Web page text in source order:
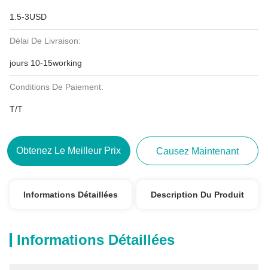
1.5-3USD
Délai De Livraison:
jours 10-15working
Conditions De Paiement:
T/T
Obtenez Le Meilleur Prix Causez Maintenant
Informations Détaillées Description Du Produit
Informations Détaillées